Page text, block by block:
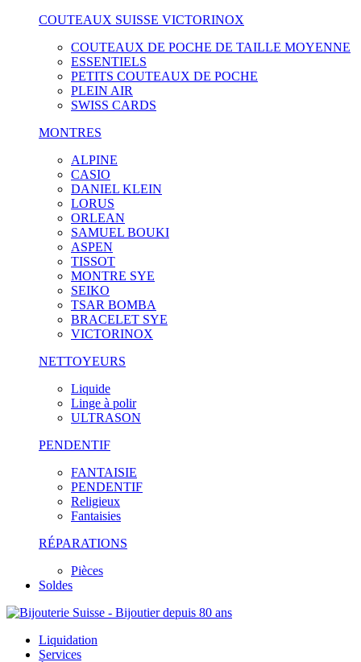
COUTEAUX SUISSE VICTORINOX
COUTEAUX DE POCHE DE TAILLE MOYENNE
ESSENTIELS
PETITS COUTEAUX DE POCHE
PLEIN AIR
SWISS CARDS
MONTRES
ALPINE
CASIO
DANIEL KLEIN
LORUS
ORLEAN
SAMUEL BOUKI
ASPEN
TISSOT
MONTRE SYE
SEIKO
TSAR BOMBA
BRACELET SYE
VICTORINOX
NETTOYEURS
Liquide
Linge à polir
ULTRASON
PENDENTIF
FANTAISIE
PENDENTIF
Religieux
Fantaisies
RÉPARATIONS
Pièces
Soldes
Liquidation
Services